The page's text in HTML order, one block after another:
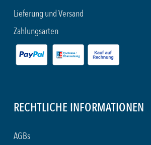
Lieferung und Versand
Zahlungsarten
RECHTLICHE INFORMATIONEN
AGBs